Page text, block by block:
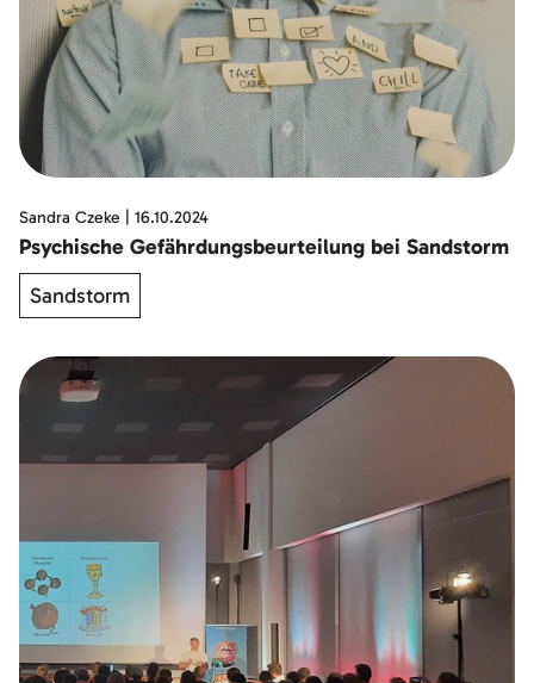
Sandra Czeke 16.10.2024
Psychische Gefährdungsbeurteilung bei Sandstorm
Sandstorm